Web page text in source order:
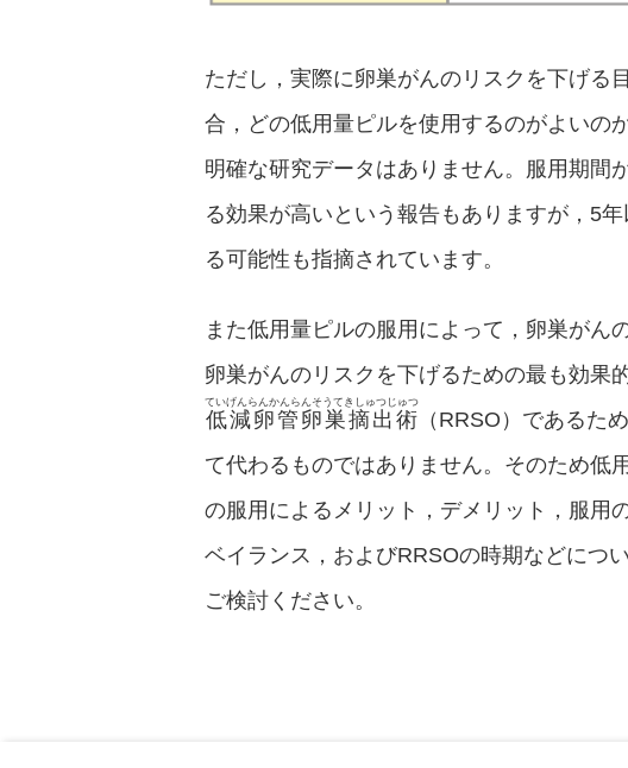
ただし，実際に卵巣がんのリスクを下げる
合，どの低用量ピルを使用するのがよいの
明確な研究データはありません。服用期間
る効果が高いという報告もありますが，5
る可能性も指摘されています。
また低用量ピルの服用によって，卵巣がん
卵巣がんのリスクを下げるための最も効果
低減卵管卵巣摘出術
ていげんらんかんらんそうてきしゅつじゅつ
（RRSO）であるた
て代わるものではありません。そのため低
の服用によるメリット，デメリット，服用
ベイランス，およびRRSOの時期などにつ
ご検討ください。